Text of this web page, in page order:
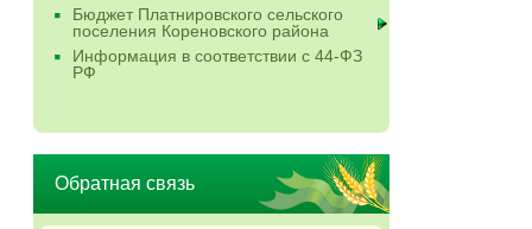
Бюджет Платнировского сельского
поселения Кореновского района
Информация в соответствии с 44-ФЗ
РФ
Обратная связь